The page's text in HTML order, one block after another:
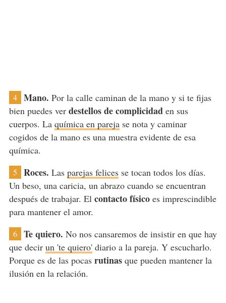
4 Mano. Por la calle caminan de la mano y si te fijas
bien puedes ver destellos de complicidaden sus
cuerpos. La química en parejase nota y caminar
cogidos de la mano es una muestra evidente de esa
química.
5 Roces. Las parejas felicesse tocan todos los días.
Un beso, una caricia, un abrazo cuando se encuentran
después de trabajar. El contacto físicoes imprescindible
para mantener el amor.
6 Te quiero. No nos cansaremos de insistir en que hay
que decir un 'te quiero'diario a la pareja. Y escucharlo.
Porque es de las pocas rutinasque pueden mantener la
ilusión en la relación.